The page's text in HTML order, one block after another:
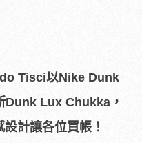
Tisci以Nike Dunk
Dunk Lux Chukka，
計讓各位買帳！